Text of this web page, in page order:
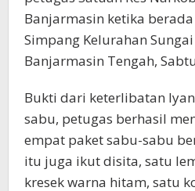
Banjarmasin ketika
Simpang Kelurahan
Banjarmasin Tengah,
Bukti dari keterlibatan
sabu, petugas berhasil
empat paket sabu-sabu
itu juga ikut disita, satu
kresek warna hitam, satu